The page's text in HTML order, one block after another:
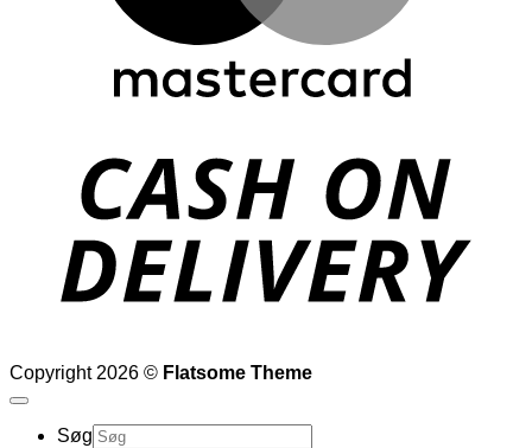
Copyright 2026 © Flatsome Theme
Søg